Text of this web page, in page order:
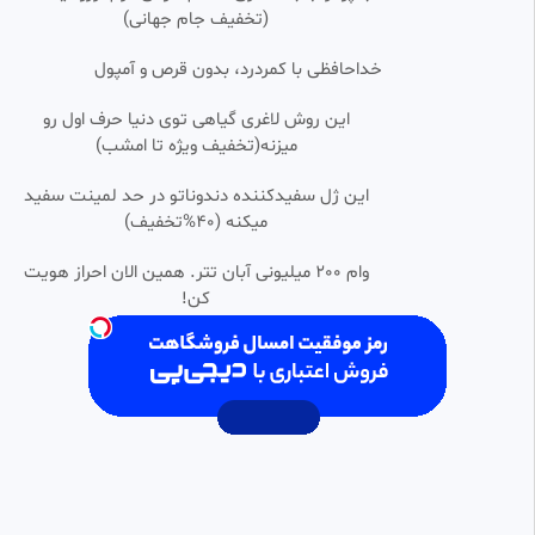
به انگلیس
موسسه مهاجرتی جام جم
درصد انگلیس است؟
شهر تماشا
(تخفیف جام جهانی)
خداحافظی با کمردرد، بدون قرص و آمپول
این روش لاغری گیاهی توی دنیا حرف اول رو
میزنه(تخفیف ویژه تا امشب)
این ژل سفیدکننده دندوناتو در حد لمینت سفید
میکنه (40%تخفیف)
وام 200 میلیونی آبان تتر. همین الان احراز هویت
کن!